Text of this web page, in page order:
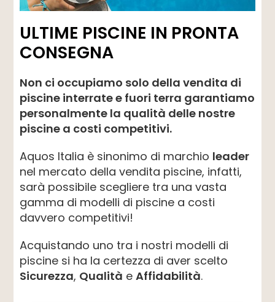
ULTIME PISCINE IN PRONTA
CONSEGNA
Non ci occupiamo solo della vendita di
piscine interrate e fuori terra garantiamo
personalmente la qualità delle nostre
piscine a costi competitivi.
Aquos Italia è sinonimo di marchio leader
nel mercato della vendita piscine, infatti,
sarà possibile scegliere tra una vasta
gamma di modelli di piscine a costi
davvero competitivi!
Acquistando uno tra i nostri modelli di
piscine si ha la certezza di aver scelto
Sicurezza, Qualità eAffidabilità.